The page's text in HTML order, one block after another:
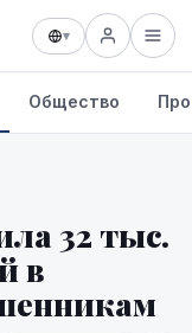
▾
Общество
32 тыс.
в